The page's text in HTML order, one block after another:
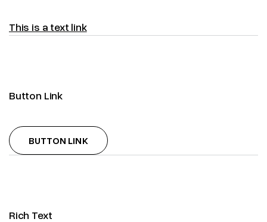
This is a text link
Button Link
BUTTON LINK
BUTTON LINK
Rich Text